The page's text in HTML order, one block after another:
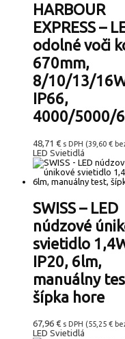
HARBOUR
EXPRESS –
odolné voči
670mm,
8/10/13/
IP66,
4000/5000/
48,71 € s DPH (39,60 €
LED Svietidlá
SWISS – LED
núdzové
svietidlo
IP20, 6lm,
manuálny
šípka hore
67,96 € s DPH (55,25 €
LED Svietidlá